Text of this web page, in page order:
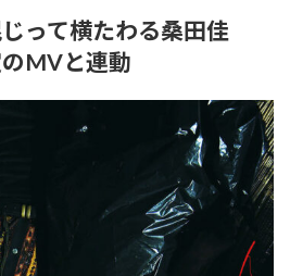
って横たわる桑田佳
MVと連動